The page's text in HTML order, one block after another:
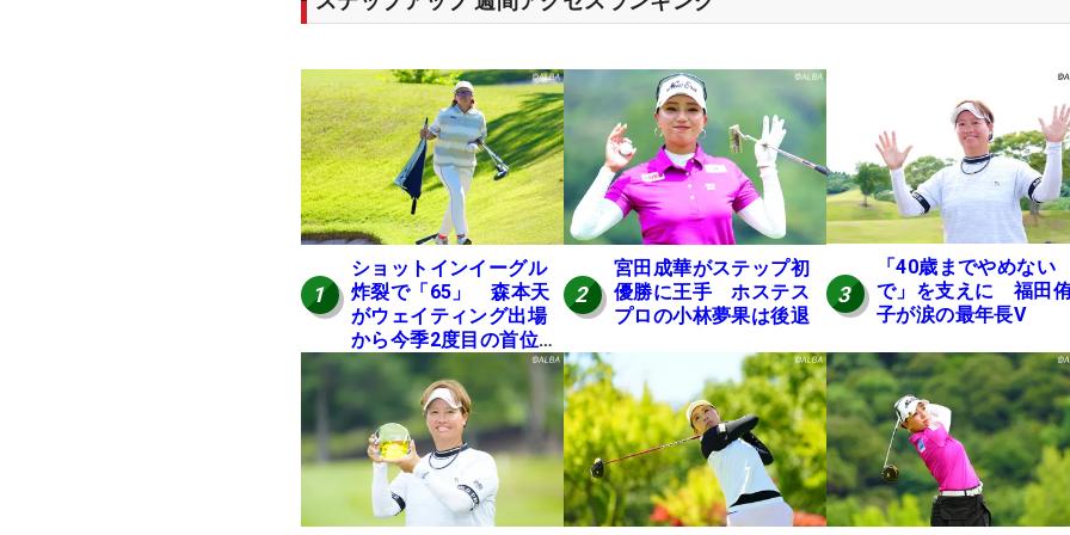
1
ショットインイーグル
炸裂で「65」 森本天
がウェイティング出場
から今季2度目の首位発
進
2
宮田成華がステップ初
優勝に王手 ホステス
プロの小林夢果は後退
3
「40歳までやめない
で」を支えに 福田
子が涙の最年長V